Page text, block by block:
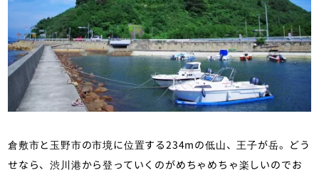
倉敷市と玉野市の市境に位置する234mの低山、王子が岳。どう
せなら、渋川港から登っていくのがめちゃめちゃ楽しいのでお